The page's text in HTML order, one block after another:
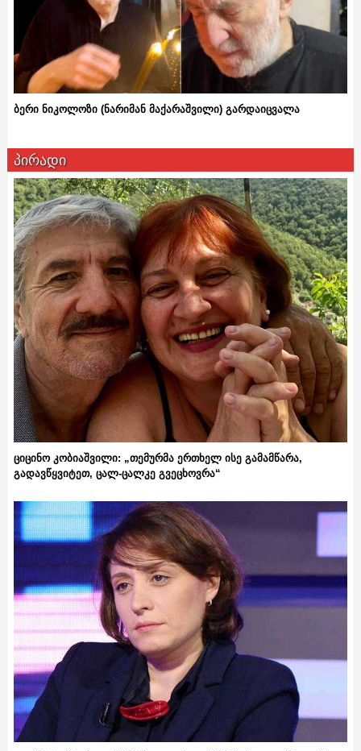
ბერი ნიკოლოზი (ნარიმან მაქარაშვილი) გარდაიცვალა
პირადი
ციცინო კობიაშვილი: „თემურმა ერთხელ ისე გამამწარა,
გადავწყვიტეთ, ცალ-ცალკე გვეცხოვრა“